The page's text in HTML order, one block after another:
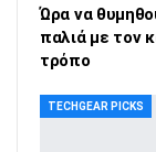
Ώρα να
παλιά με τον
τρόπο
TECHGEAR PICKS